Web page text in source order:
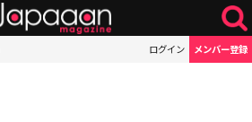
ログイン メンバー登録